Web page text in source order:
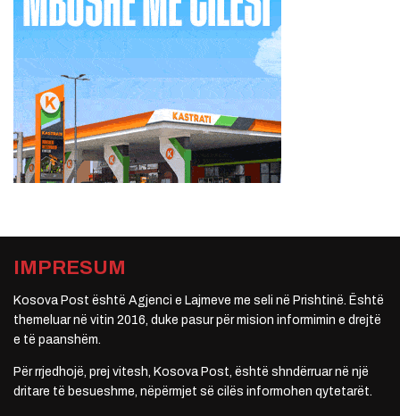
IMPRESUM
Kosova Post është Agjenci e Lajmeve me seli në Prishtinë. Është
themeluar në vitin 2016, duke pasur për mision informimin e drejtë
e të paanshëm.
Për rrjedhojë, prej vitesh, Kosova Post, është shndërruar në një
dritare të besueshme, nëpërmjet së cilës informohen qytetarët.